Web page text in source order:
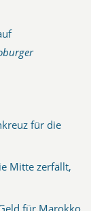
für die
Mitte zerfällt,